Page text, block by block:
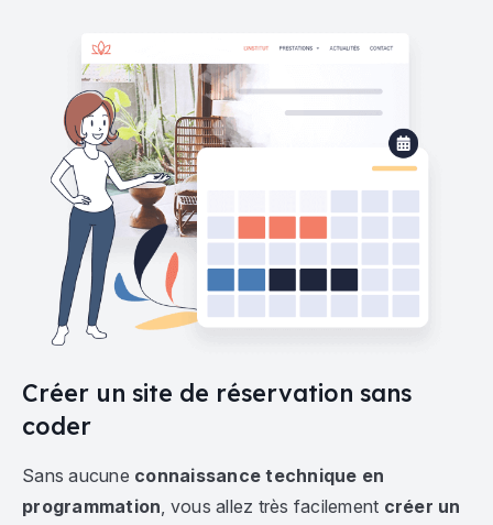
Créer un site de réservation sans
coder
Sans aucune connaissance technique en
programmation, vous allez très facilement créer un